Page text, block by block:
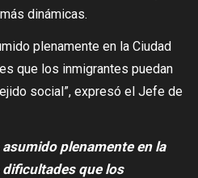
dinámicas.
plenamente en la Ciudad
que los inmigrantes puedan
social”, expresó el Jefe de
plenamente en la
que los